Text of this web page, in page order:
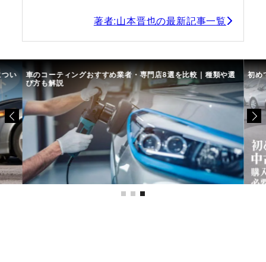
著者:山本晋也の最新記事一覧
い 車のコーティングおすすめ業者・専門店8選を比較｜種類や選
び方も解説
初め